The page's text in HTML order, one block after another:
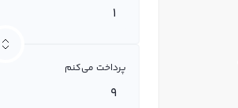
پرداخت می‌کنم